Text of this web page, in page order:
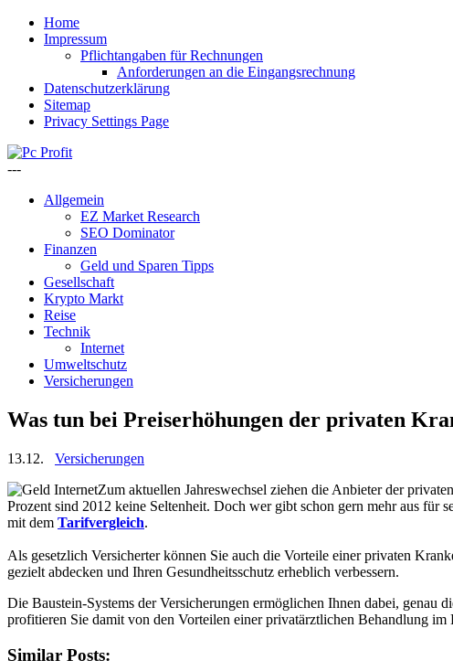
Home
Impressum
Pflichtangaben für Rechnungen
Anforderungen an die Eingangsrechnung
Datenschutzerklärung
Sitemap
Privacy Settings Page
---
Allgemein
EZ Market Research
SEO Dominator
Finanzen
Geld und Sparen Tipps
Gesellschaft
Krypto Markt
Reise
Technik
Internet
Umweltschutz
Versicherungen
Was tun bei Preiserhöhungen der privaten
13.12.
Versicherungen
Zum aktuellen Jahreswechsel ziehen die Anbieter der
Prozent sind 2012 keine Seltenheit. Doch wer gibt schon gern mehr aus
mit dem Tarifvergleich.
Als gesetzlich Versicherter können Sie auch die Vorteile einer privaten
gezielt abdecken und Ihren Gesundheitsschutz erheblich verbessern.
Die Baustein-Systems der Versicherungen ermöglichen Ihnen dabei, genau
profitieren Sie damit von den Vorteilen einer privatärztlichen Behandlung im
Similar Posts: